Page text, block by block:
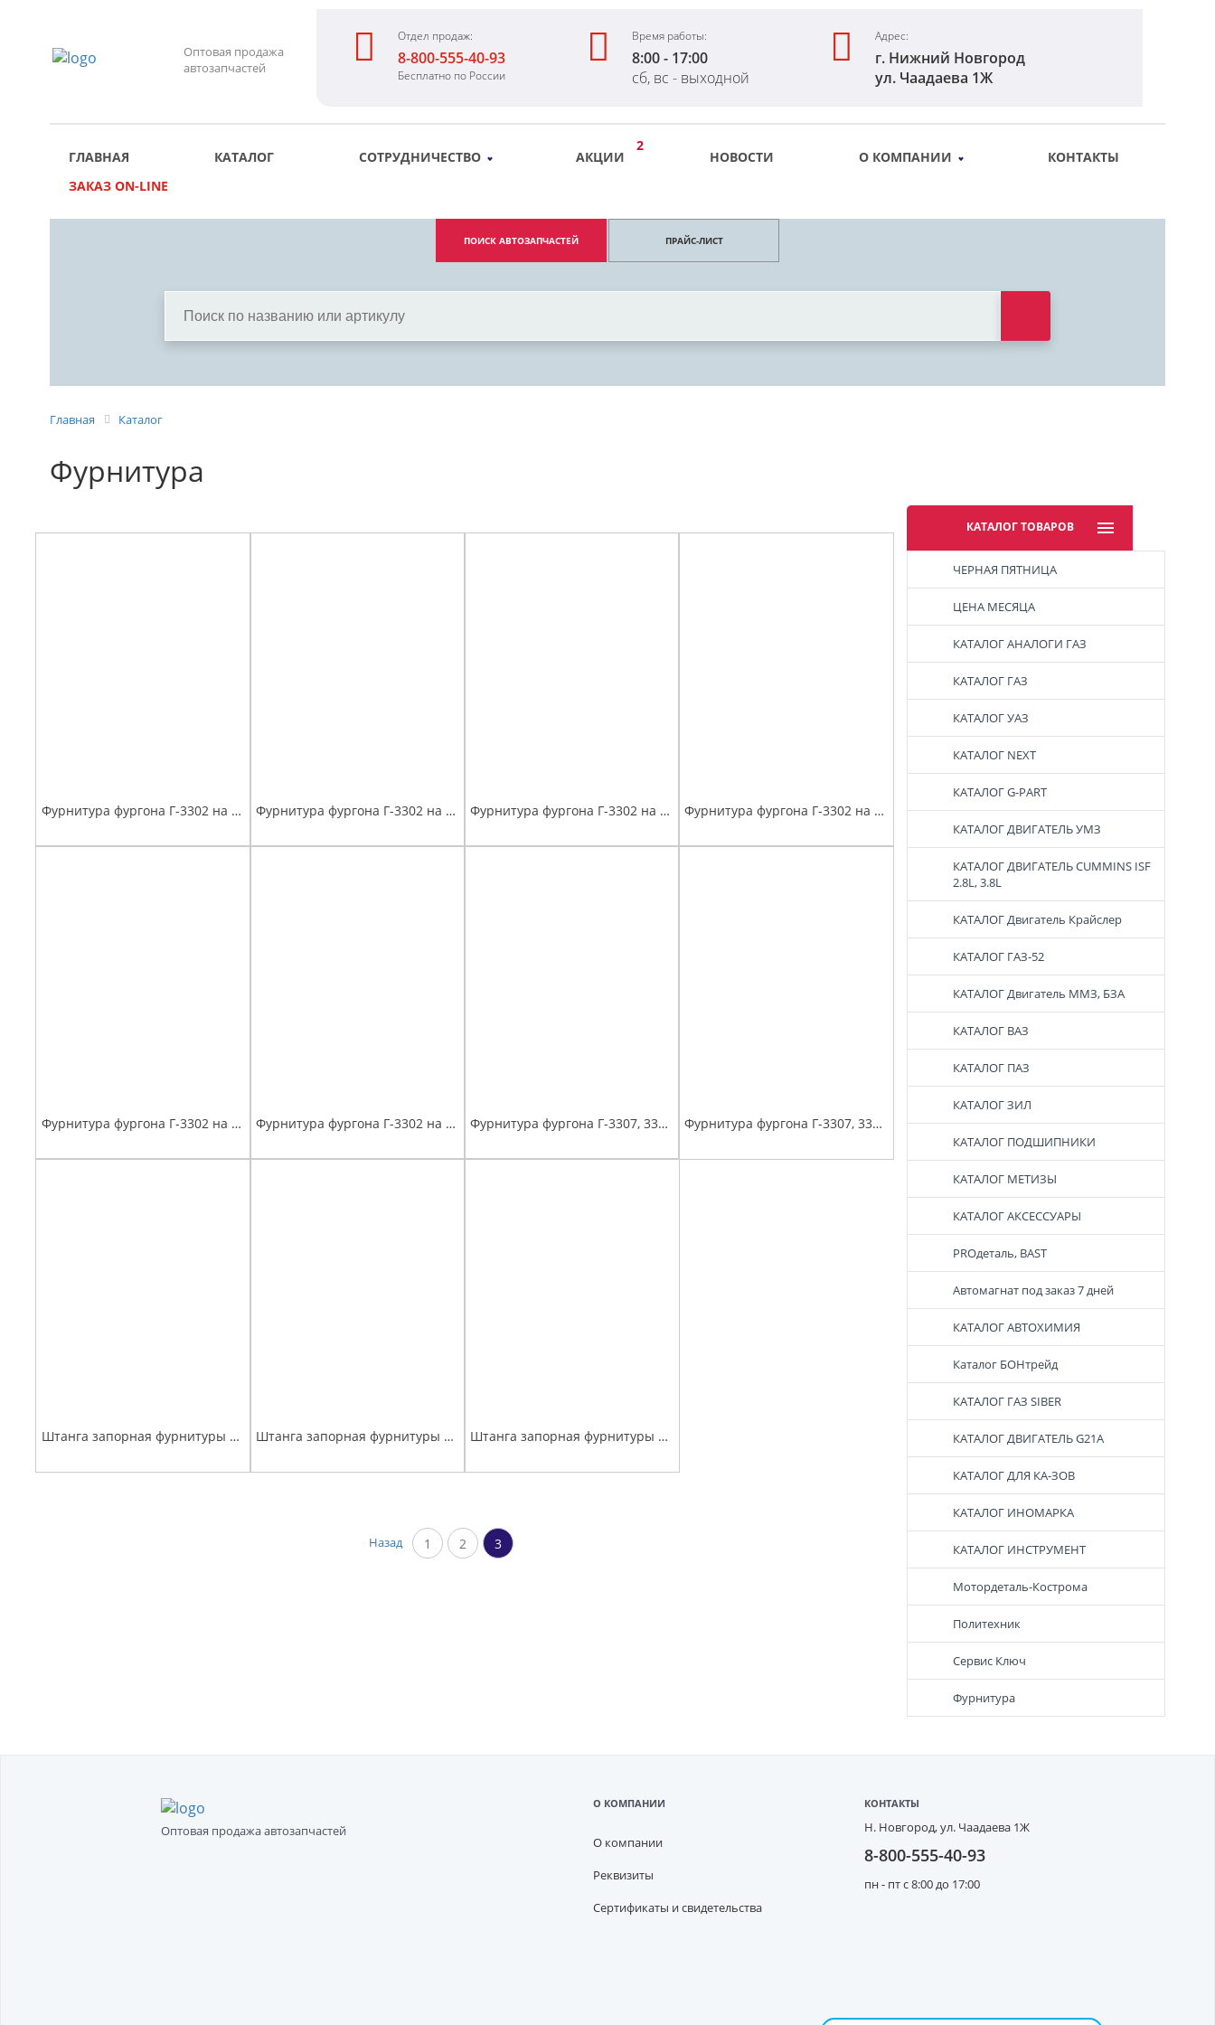
Оптовая продажа
автозапчастей
Отдел продаж:
8-800-555-40-93
Бесплатно по России
Время работы:
8:00 - 17:00
сб, вс - выходной
Адрес:
г. Нижний Новгород
ул. Чаадаева 1Ж
ГЛАВНАЯ КАТАЛОГ СОТРУДНИЧЕСТВО АКЦИИ
2
НОВОСТИ О КОМПАНИИ
КОНТАКТЫ
ЗАКАЗ ON-LINE
ПОИСК АВТОЗАПЧАСТЕЙ ПРАЙС-ЛИСТ
Главная Каталог
Фурнитура
Фурнитура фургона Г-3302 на задние ворота (рукоятка PUSH накладная, запорный механизм на одну сторону под штангу D-22) без штанги Фурнитура фургона Г-3302 на задние ворота (рукоятка PUSH накладная, запорный механизм на одну сторону под штангу D-22) без штанги Фурнитура фургона Г-3302 на задние ворота (рукоятка Дельта, запорный механизм на одну сторону под штангу D-22) без штанги Фурнитура фургона Г-3302 на задние ворота (рукоятка прутковая, запорный механизм на одну сторону под штангу D-22) без штанги
Фурнитура фургона Г-3302 на задние ворота (рукоятка прутковая, запорный механизм на одну сторону под штангу D-22) без штанги Фурнитура фургона Г-3302 на задние ворота (рукоятка прямая, запорный механизм на одну сторону под штангу D-27) без штанги Фурнитура фургона Г-3307, 33104, для КА-ЗА на задние ворота (рукоятка Дельта большая) + штанги Фурнитура фургона Г-3307, 33104, для КА-ЗА на задние ворота (рукоятка Дельта большая) без штанг
Штанга запорная фурнитуры задних ворот голая ( h-2.3м) (диаметр 22) Штанга запорная фурнитуры задних ворот голая ( h-2.7м) (диаметр 27) Штанга запорная фурнитуры задних ворот с кронштейном рукоятки ( h-2.3 м) (диаметр 22)
Назад 1 2 3
КАТАЛОГ ТОВАРОВ
ЧЕРНАЯ ПЯТНИЦА
ЦЕНА МЕСЯЦА
КАТАЛОГ АНАЛОГИ ГАЗ
КАТАЛОГ ГАЗ
КАТАЛОГ УАЗ
КАТАЛОГ NEXT
КАТАЛОГ G-PART
КАТАЛОГ ДВИГАТЕЛЬ УМЗ
КАТАЛОГ ДВИГАТЕЛЬ СUMMINS ISF
2.8L, 3.8L
КАТАЛОГ Двигатель Крайслер
КАТАЛОГ ГАЗ-52
КАТАЛОГ Двигатель ММЗ, БЗА
КАТАЛОГ ВАЗ
КАТАЛОГ ПАЗ
КАТАЛОГ ЗИЛ
КАТАЛОГ ПОДШИПНИКИ
КАТАЛОГ МЕТИЗЫ
КАТАЛОГ АКСЕССУАРЫ
PROдеталь, BAST
Автомагнат под заказ 7 дней
КАТАЛОГ АВТОХИМИЯ
Каталог БОНтрейд
КАТАЛОГ ГАЗ SIBER
КАТАЛОГ ДВИГАТЕЛЬ G21A
КАТАЛОГ ДЛЯ КА-ЗОВ
КАТАЛОГ ИНОМАРКА
КАТАЛОГ ИНСТРУМЕНТ
Мотордеталь-Кострома
Политехник
Сервис Ключ
Фурнитура
Оптовая продажа автозапчастей
О КОМПАНИИ
О компании
Реквизиты
Сертификаты и свидетельства
КОНТАКТЫ
Н. Новгород,ул. Чаадаева 1Ж
8-800-555-40-93
пн - пт с 8:00 до 17:00